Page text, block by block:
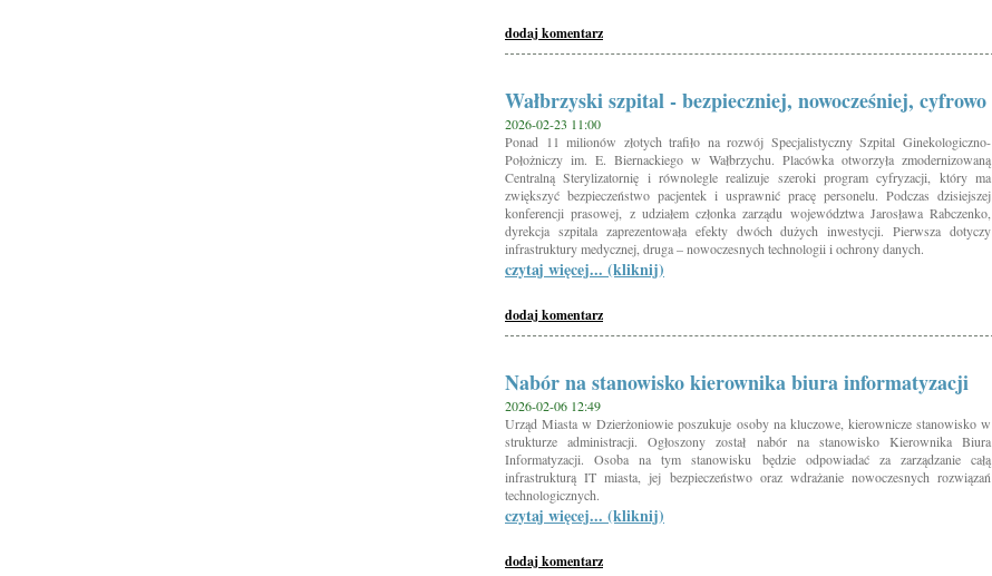
dodaj komentarz
Wałbrzyski szpital - bezpieczniej, nowocześniej, cyfrowo
2026-02-23 11:00
Ponad 11 milionów złotych trafiło na rozwój Specjalistyczny Szpital Ginekologiczno-
Położniczy im. E. Biernackiego w Wałbrzychu. Placówka otworzyła zmodernizowaną
Centralną Sterylizatornię i równolegle realizuje szeroki program cyfryzacji, który ma
zwiększyć bezpieczeństwo pacjentek i usprawnić pracę personelu. Podczas dzisiejszej
konferencji prasowej, z udziałem członka zarządu województwa Jarosława Rabczenko,
dyrekcja szpitala zaprezentowała efekty dwóch dużych inwestycji. Pierwsza dotyczy
infrastruktury medycznej, druga – nowoczesnych technologii i ochrony danych.
czytaj więcej... (kliknij)
dodaj komentarz
Nabór na stanowisko kierownika biura informatyzacji
2026-02-06 12:49
Urząd Miasta w Dzierżoniowie poszukuje osoby na kluczowe, kierownicze stanowisko w
strukturze administracji. Ogłoszony został nabór na stanowisko Kierownika Biura
Informatyzacji. Osoba na tym stanowisku będzie odpowiadać za zarządzanie całą
infrastrukturą IT miasta, jej bezpieczeństwo oraz wdrażanie nowoczesnych rozwiązań
technologicznych.
czytaj więcej... (kliknij)
dodaj komentarz